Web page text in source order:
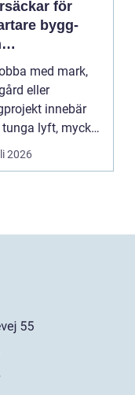
för
bygg-
med mark,
eller
innebär
lyft, mycket
2026